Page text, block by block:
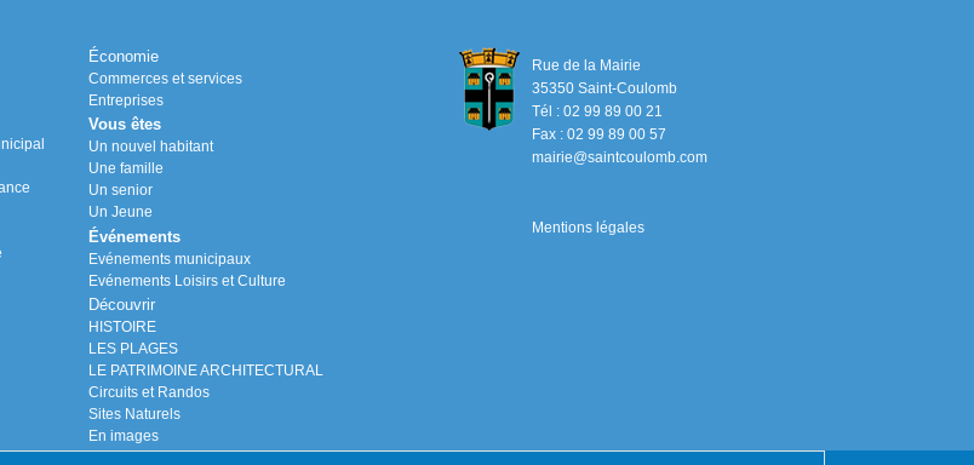
Économie
Commerces et services
Entreprises
Vous êtes
Un nouvel habitant
Une famille
Un senior
Un Jeune
Événements
Evénements municipaux
Evénements Loisirs et Culture
Découvrir
HISTOIRE
LES PLAGES
LE PATRIMOINE ARCHITECTURAL
Circuits et Randos
Sites Naturels
En images
Rue de la Mairie
35350 Saint-Coulomb
Tél : 02 99 89 00 21
Fax : 02 99 89 00 57
mairie@saintcoulomb.com
Mentions légales